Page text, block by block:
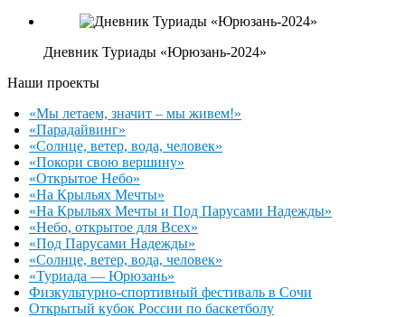
Дневник Туриады «Юрюзань-2024»
Наши проекты
«Мы летаем, значит – мы живем!»
«Парадайвинг»
«Солнце, ветер, вода, человек»
«Покори свою вершину»
«Открытое Небо»
«На Крыльях Мечты»
«На Крыльях Мечты и Под Парусами Надежды»
«Небо, открытое для Всех»
«Под Парусами Надежды»
«Солнце, ветер, вода, человек»
«Туриада — Юрюзань»
Физкультурно-спортивный фестиваль в Сочи
Открытый кубок России по баскетболу